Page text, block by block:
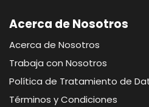
Acerca de Nosotros
Acerca de Nosotros
Trabaja con Nosotros
Política de Tratamiento de
Términos y Condiciones